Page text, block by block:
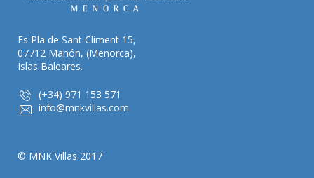
Es Pla de Sant Climent 15,
07712 Mahón, (Menorca),
Islas Baleares.
(+34) 971 153 571
info@mnkvillas.com
© MNK Villas 2017